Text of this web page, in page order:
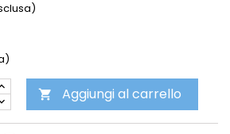
 Aggiungi al carrello